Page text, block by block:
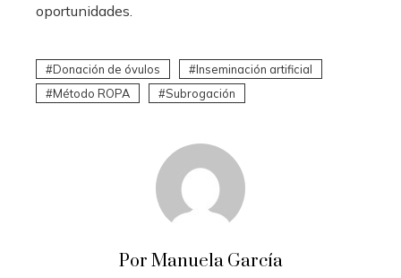
oportunidades.
Donación de óvulos
Inseminación artificial
Método ROPA
Subrogación
Por Manuela García